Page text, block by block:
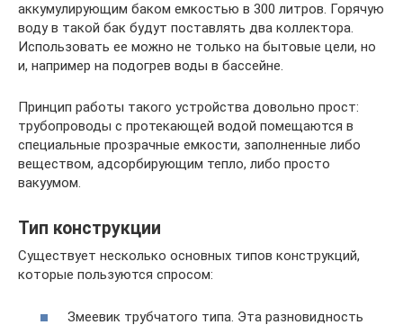
аккумулирующим баком емкостью в 300 литров. Горячую
воду в такой бак будут поставлять два коллектора.
Использовать ее можно не только на бытовые цели, но
и, например на подогрев воды в бассейне.
Принцип работы такого устройства довольно прост:
трубопроводы с протекающей водой помещаются в
специальные прозрачные емкости, заполненные либо
веществом, адсорбирующим тепло, либо просто
вакуумом.
Тип конструкции
Существует несколько основных типов конструкций,
которые пользуются спросом:
Змеевик трубчатого типа. Эта разновидность